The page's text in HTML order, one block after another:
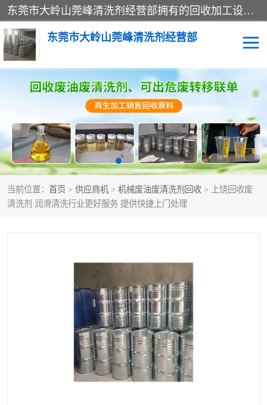
东莞市大岭山莞峰清洗剂经营部拥有的回收加工设备，大量废油回收、废清洗剂回收、废溶剂油回收、机械废油废清洗剂回收、废碳氢回收、碳氢液压油回收、碳氢二氯回收等废清洗剂处理；我们只是提供废旧化工原料的循环使用存放点，执行正规的存放，有正规的回收资质处理。同时我们公司批发零售回收级清洗剂，脱模油再生基础油，质量保证。
东莞市大岭山莞峰清洗剂经营部
当前位置： 首页 > 供应商机 > 机械废油废清洗剂回收 > 上饶回收废
清洗剂 润滑清洗行业更好服务 提供快捷上门处理
废清洗剂回收
废溶剂油回收 机械废油废清洗剂回收
废碳氢回收 碳氢液压油回收
碳氢二氯回收 回收废三四氯乙烯
上门回收废清洗剂